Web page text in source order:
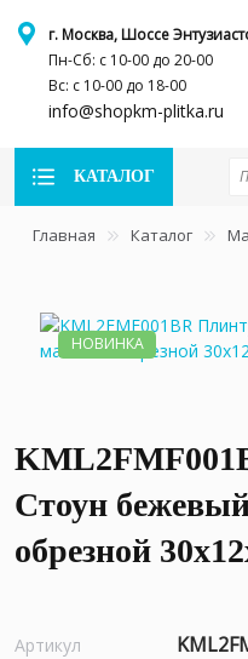
г. Москва, Шоссе
Пн-Сб: с 10-00 до 20-00
Вс: с 10-00 до 18-00
info@shopkm-plitka.ru
КАТАЛОГ
Главная Каталог
НОВИНКА
Стоун
обрезной
Артикул